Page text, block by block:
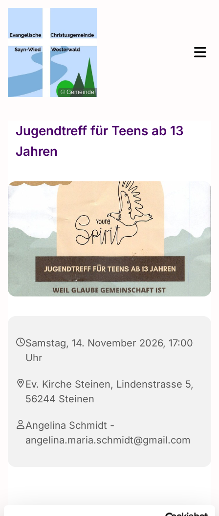
© Gemeinde
Jugendtreff für Teens ab 13
Jahren
Samstag, 14. November 2026, 17:00
Uhr
Ev. Kirche Steinen, Lindenstrasse 5,
56244 Steinen
Angelina Schmidt -
angelina.maria.schmidt@gmail.com